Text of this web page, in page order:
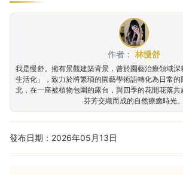
作者： 林慢舒
我是慢舒。擁有景觀建築背景，曾於園藝治療領域
生活化」，致力於將繁瑣的園藝學術語轉化為日常
北，在一座被植物包圍的露台，與四季的花開花落
芬芳交織而成的自然療癒時光。
發布日期：2026年05月13日